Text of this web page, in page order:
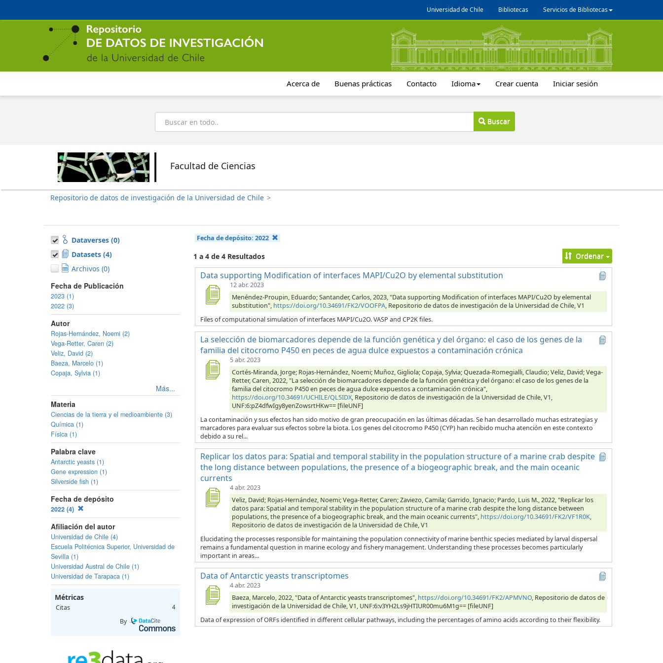
contenido
Universidad de Chile Bibliotecas Servicios de Bibliotecas
Acerca de Buenas prácticas Contacto Idioma Crear cuenta Iniciar sesión
Buscar
Buscar
Facultad de Ciencias
Repositorio de datos de investigación de la Universidad de Chile >
Dataverses (0)
Datasets (4)
Archivos (0)
Fecha de Publicación
2023 (1)
2022 (3)
Autor
Rojas-Hernández, Noemi (2)
Vega-Retter, Caren (2)
Veliz, David (2)
Baeza, Marcelo (1)
Copaja, Sylvia (1)
Más...
Materia
Ciencias de la tierra y el medioambiente (3)
Química (1)
Física (1)
Palabra clave
Antarctic yeasts (1)
Gene expression (1)
Silverside fish (1)
Fecha de depósito
2022 (4)
Afiliación del autor
Universidad de Chile (4)
Escuela Politécnica Superior, Universidad de
Sevilla (1)
Universidad Austral de Chile (1)
Universidad de Tarapaca (1)
Métricas
Citas 4
By
Fecha de depósito: 2022
1 a 4 de 4 Resultados Ordenar
Data supporting Modification of interfaces MAPI/Cu2O by elemental substitution
12 abr. 2023
Menéndez-Proupin, Eduardo; Santander, Carlos, 2023, "Data supporting Modification of interfaces MAPI/Cu2O by elemental
substitution", https://doi.org/10.34691/FK2/VOOFPA, Repositorio de datos de investigación de la Universidad de Chile, V1
Files of computational simulation of interfaces MAPI/Cu2O. VASP and CP2K files.
La selección de biomarcadores depende de la función genética y del órgano: el caso de los genes de la
familia del citocromo P450 en peces de agua dulce expuestos a contaminación crónica
5 abr. 2023
Cortés-Miranda, Jorge; Rojas-Hernández, Noemi; Muñoz, Gigliola; Copaja, Sylvia; Quezada-Romegialli, Claudio; Veliz, David; Vega-
Retter, Caren, 2022, "La selección de biomarcadores depende de la función genética y del órgano: el caso de los genes de la
familia del citocromo P450 en peces de agua dulce expuestos a contaminación crónica",
https://doi.org/10.34691/UCHILE/QL5IDX, Repositorio de datos de investigación de la Universidad de Chile, V1,
UNF:6:pZ4dfwIgy8yenZowsrtHKw== [fileUNF]
La contaminación y sus efectos han sido motivo de gran preocupación en las últimas décadas. Se han desarrollado muchas estrategias y
marcadores para evaluar sus efectos sobre la biota. Los genes del citocromo P450 (CYP) han recibido mucha atención en este contexto
debido a su rel...
Replicar los datos para: Spatial and temporal stability in the population structure of a marine crab despite
the long distance between populations, the presence of a biogeographic break, and the main oceanic
currents
4 abr. 2023
Veliz, David; Rojas-Hernández, Noemi; Vega-Retter, Caren; Zaviezo, Camila; Garrido, Ignacio; Pardo, Luis M., 2022, "Replicar los
datos para: Spatial and temporal stability in the population structure of a marine crab despite the long distance between
populations, the presence of a biogeographic break, and the main oceanic currents", https://doi.org/10.34691/FK2/VF1R0K,
Repositorio de datos de investigación de la Universidad de Chile, V1
Elucidating the processes responsible for maintaining the population connectivity of marine benthic species mediated by larval dispersal
remains a fundamental question in marine ecology and fishery management. Understanding these processes becomes particularly
important in areas...
Data of Antarctic yeasts transcriptomes
4 abr. 2023
Baeza, Marcelo, 2022, "Data of Antarctic yeasts transcriptomes", https://doi.org/10.34691/FK2/APMVNO, Repositorio de datos de
investigación de la Universidad de Chile, V1, UNF:6:v3YH2Ls9jHTIUR00mu6M1g== [fileUNF]
Data of expression of ORFs identified in different cellular pathways, including the percentages of amino acids according to their flexibility.